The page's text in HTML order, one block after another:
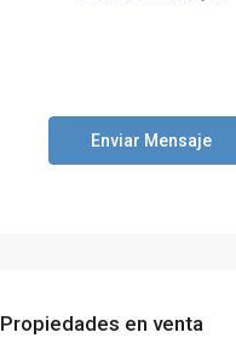
Enviar Mensaje
Propiedades en venta